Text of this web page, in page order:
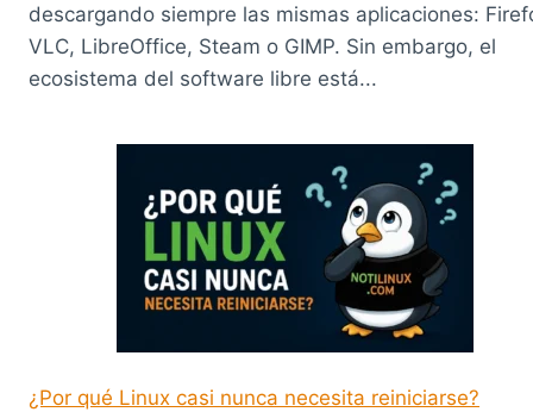
descargando siempre las mismas aplicaciones:
VLC, LibreOffice, Steam o GIMP. Sin embargo, el
ecosistema del software libre está...
¿Por qué Linux casi nunca necesita reiniciarse?